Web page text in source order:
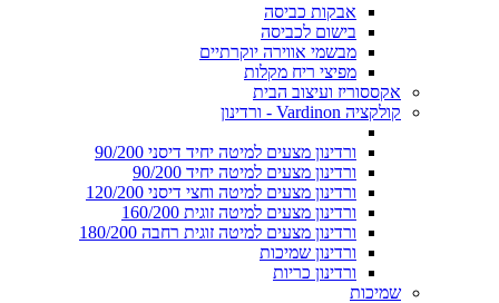
אבקות כביסה
בישום לכביסה
מבשמי אווירה יוקרתיים
מפיצי ריח מקלות
אקססוריז ועיצוב הבית
קולקציה Vardinon - ורדינון
ורדינון מצעים למיטה יחיד דיסני 90/200
ורדינון מצעים למיטה יחיד 90/200
ורדינון מצעים למיטה וחצי דיסני 120/200
ורדינון מצעים למיטה זוגית 160/200
ורדינון מצעים למיטה זוגית רחבה 180/200
ורדינון שמיכות
ורדינון כריות
שמיכות